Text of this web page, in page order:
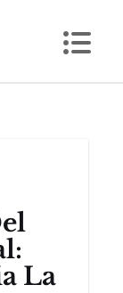
La